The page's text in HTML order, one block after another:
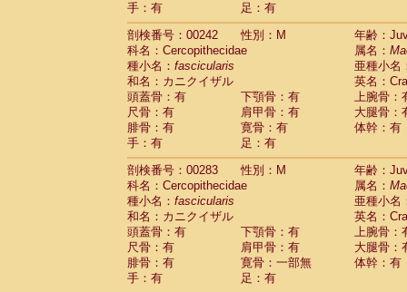
手：有
足：有
剖検番号：00242
性別：M
年齢：
科名：Cercopithecidae
属名：
種小名： fascicularis
亜種小名
和名：カニクイザル
英名：
頭蓋骨：有
下顎骨：有
上腕骨：
尺骨：有
肩甲骨：有
大腿骨：
腓骨：有
寛骨：有
体幹：有
手：有
足：有
剖検番号：00283
性別：M
年齢：
科名：Cercopithecidae
属名：
種小名： fascicularis
亜種小名
和名：カニクイザル
英名：
頭蓋骨：有
下顎骨：有
上腕骨：
尺骨：有
肩甲骨：有
大腿骨：
腓骨：有
寛骨：一部無
体幹：有
手：有
足：有